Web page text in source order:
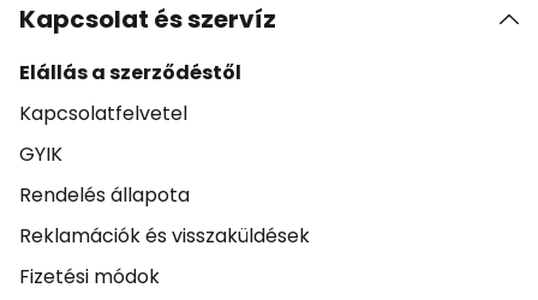
Kapcsolat és szervíz
Elállás a szerződéstől
Kapcsolatfelvetel
GYIK
Rendelés állapota
Reklamációk és visszaküldések
Fizetési módok